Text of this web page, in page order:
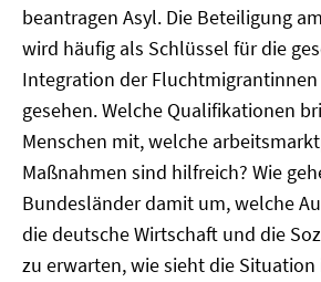
beantragen Asyl. Die Beteiligung
wird häufig als Schlüssel für die
Integration der
gesehen. Welche Qualifikationen
Menschen mit, welche
Maßnahmen sind hilfreich? Wie
Bundesländer damit um, welche
die deutsche Wirtschaft und die
zu erwarten, wie sieht die Situation